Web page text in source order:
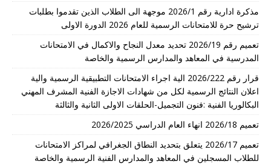
مذكرة ادارية رقم 2026/1 موجهة الى الطلاب الذين تقدموا بطلبات
ترشيح حرة للامتحانات الرسمية للعام 2026 الدورة الاولى
تعميم رقم 2026/19 تحديد معدل النجاح والاكمال في الامتحانات
المدرسية في المعاهد والمدارس الرسمية والخاصة
قرار رقم 2026/222 الية اجراء الامتحانات التطبيقية الرسمية والية
اعلان النتائج الرسمية لكل من شهادات الاجازة الفنية المشرف المهني
البكالوريا الفنية :فنون التجميل-الحلقات الاولى الثانية والثالثة
تعميم 2026/18 انهاء العام الدراسي 2026/2025
تعميم 2026/17 يتعلق بتحديد النطاق الجغرافي لمراكز الامتحانات
للطلاب المسجلين في المعاهد والمدارس الفنية الرسمية والخاصة